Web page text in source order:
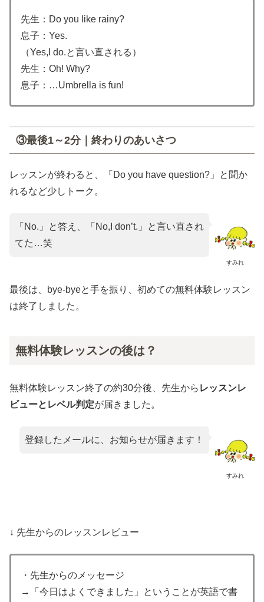
先生：Do you like rainy?
息子：Yes.
（Yes,I do.と言い直される）
先生：Oh! Why?
息子：…Umbrella is fun!
③最後1～2分｜終わりのあいさつ
レッスンが終わると、「Do you have question?」と聞か
れるなど少しトーク。
すみれ
「No.」と答え、「No,I don’t.」と言い直され
てた…笑
最後は、bye-byeと手を振り、初めての無料体験レッスン
は終了しました。
無料体験レッスンの後は？
無料体験レッスン終了の約30分後、先生から レッスンレ
ビューとレベル判定が届きました。
すみれ
登録したメールに、お知らせが届きます！
↓ 先生からのレッスンレビュー
・先生からのメッセージ
→「今日はよくできました」ということが英語で書